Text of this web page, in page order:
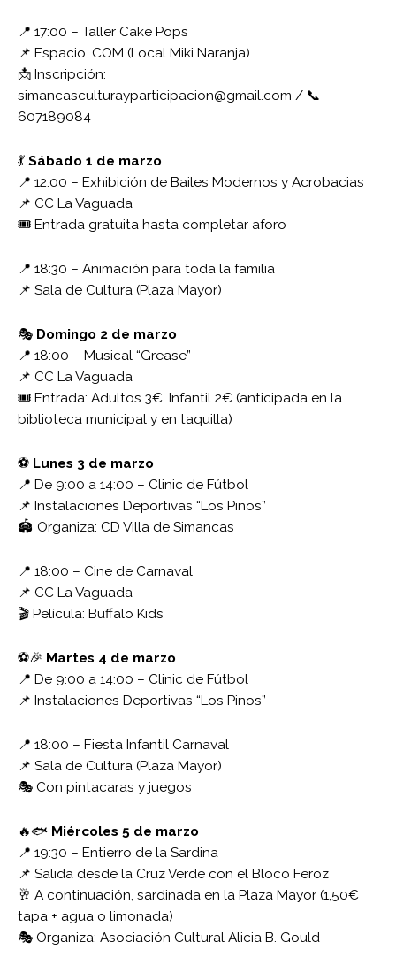
📍 17:00 – Taller Cake Pops
📌 Espacio .COM (Local Miki Naranja)
📩 Inscripción:
simancasculturayparticipacion@gmail.com / 📞
607189084
💃 Sábado 1 de marzo
📍 12:00 – Exhibición de Bailes Modernos y Acrobacias
📌 CC La Vaguada
🎟️ Entrada gratuita hasta completar aforo
📍 18:30 – Animación para toda la familia
📌 Sala de Cultura (Plaza Mayor)
🎭 Domingo 2 de marzo
📍 18:00 – Musical “Grease”
📌 CC La Vaguada
🎟️ Entrada: Adultos 3€, Infantil 2€ (anticipada en la
biblioteca municipal y en taquilla)
⚽ Lunes 3 de marzo
📍 De 9:00 a 14:00 – Clinic de Fútbol
📌 Instalaciones Deportivas “Los Pinos”
🏟️ Organiza: CD Villa de Simancas
📍 18:00 – Cine de Carnaval
📌 CC La Vaguada
🎬 Película: Buffalo Kids
⚽🎉 Martes 4 de marzo
📍 De 9:00 a 14:00 – Clinic de Fútbol
📌 Instalaciones Deportivas “Los Pinos”
📍 18:00 – Fiesta Infantil Carnaval
📌 Sala de Cultura (Plaza Mayor)
🎭 Con pintacaras y juegos
🔥🐟 Miércoles 5 de marzo
📍 19:30 – Entierro de la Sardina
📌 Salida desde la Cruz Verde con el Bloco Feroz
🥂 A continuación, sardinada en la Plaza Mayor (1,50€
tapa + agua o limonada)
🎭 Organiza: Asociación Cultural Alicia B. Gould